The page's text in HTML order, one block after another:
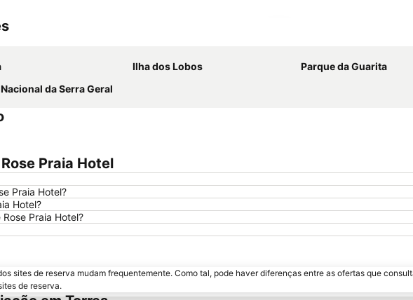
Ilha dos Lobos
Parque da Guarita
da Serra Geral
Praia Hotel
Praia Hotel?
Hotel?
Praia Hotel?
sites de reserva mudam frequentemente. Como tal, pode haver diferenças entre as ofertas que
de reserva.